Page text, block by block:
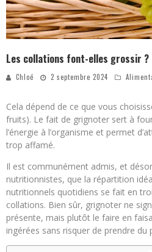
Les collations font-elles grossir ?
Chloé 2 septembre 2024
Cela dépend de ce que vous
fruits). Le fait de grignoter sert à
l’énergie à l’organisme et permet
trop affamé.
Il est communément admis, et
nutritionnistes, que la répartition
nutritionnels quotidiens se fait en
collations. Bien sûr, grignoter ne
présente, mais plutôt le faire en
ingérées sans risquer de prendre du